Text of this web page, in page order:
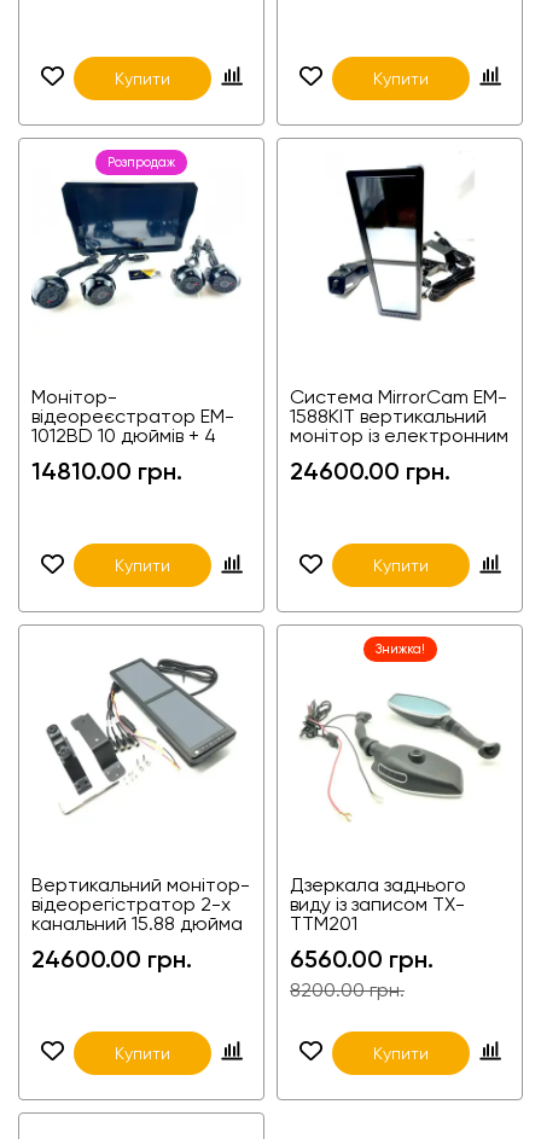
Купити Купити
Розпродаж
Монітор-
відеореєстратор EM-
1012BD 10 дюймів + 4
виявлення сліпих зон
14810.00 грн.
Купити
Система MirrorCam EM-
1588KIT вертикальний
монітор із електронним
24600.00 грн.
Купити
Вертикальний монітор-
відеорегістратор 2-х
канальний 15.88 дюйма
24600.00 грн.
Купити
Знижка!
Дзеркала заднього
виду із записом TX-
TTM201
6560.00 грн.
8200.00 грн.
Купити